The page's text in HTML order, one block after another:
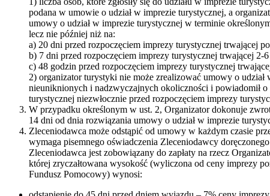
podana w umowie o udział w imprezie turystycznej, a
umowy o udział w imprezie turystycznej w terminie
lecz nie później niż na:
a) 20 dni przed rozpoczęciem imprezy turystycznej trwającej
b) 7 dni przed rozpoczęciem imprezy turystycznej trwającej 2-
c) 48 godzin przed rozpoczęciem imprezy turystycznej
2) organizator turystyki nie może zrealizować umowy o
nieuniknionych i nadzwyczajnych okoliczności i powiadomił
turystycznej niezwłocznie przed rozpoczęciem imprezy
W przypadku określonym w ust. 2, Organizator dokonuje
14 dni od dnia rozwiązania umowy o udział w imprezie
Zleceniodawca może odstąpić od umowy w każdym czasie
wymaga pisemnego oświadczenia Zleceniodawcy
Zleceniodawca jest zobowiązany do zapłaty na rzecz
której zryczałtowana wysokość (wyliczona od ceny imprezy
Fundusz Pomocowy) wynosi: